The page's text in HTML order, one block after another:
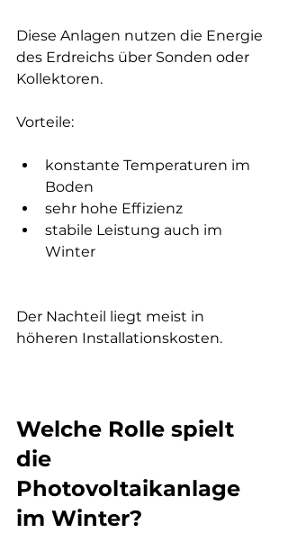
Diese Anlagen nutzen die Energie
des Erdreichs über Sonden oder
Kollektoren.
Vorteile:
konstante Temperaturen im
Boden
sehr hohe Effizienz
stabile Leistung auch im
Winter
Der Nachteil liegt meist in
höheren Installationskosten.
Welche Rolle spielt
die
Photovoltaikanlage
im Winter?